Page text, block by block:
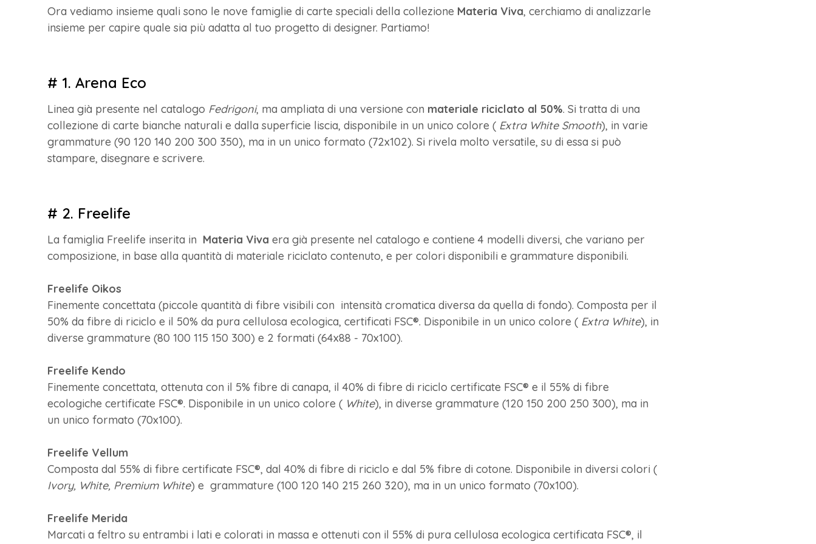
Ora vediamo insieme quali sono le nove famiglie di carte speciali della collezione Materia Viva, cerchiamo di analizzarle
insieme per capire quale sia più adatta al tuo progetto di designer. Partiamo!
# 1. Arena Eco
Linea già presente nel catalogo Fedrigoni, ma ampliata di una versione con materiale riciclato al 50%. Si tratta di una
collezione di carte bianche naturali e dalla superficie liscia, disponibile in un unico colore ( Extra White Smooth), in varie
grammature (90 120 140 200 300 350), ma in un unico formato (72x102). Si rivela molto versatile, su di essa si può
stampare, disegnare e scrivere.
# 2. Freelife
La famiglia Freelife inserita in Materia Viva era già presente nel catalogo e contiene 4 modelli diversi, che variano per
composizione, in base alla quantità di materiale riciclato contenuto, e per colori disponibili e grammature disponibili.
Freelife Oikos
Finemente concettata (piccole quantità di fibre visibili con intensità cromatica diversa da quella di fondo). Composta per il
50% da fibre di riciclo e il 50% da pura cellulosa ecologica, certificati FSC®. Disponibile in un unico colore ( Extra White), in
diverse grammature (80 100 115 150 300) e 2 formati (64x88 - 70x100).
Freelife Kendo
Finemente concettata, ottenuta con il 5% fibre di canapa, il 40% di fibre di riciclo certificate FSC® e il 55% di fibre
ecologiche certificate FSC®. Disponibile in un unico colore ( White), in diverse grammature (120 150 200 250 300), ma in
un unico formato (70x100).
Freelife Vellum
Composta dal 55% di fibre certificate FSC®, dal 40% di fibre di riciclo e dal 5% fibre di cotone. Disponibile in diversi colori (
Ivory, White, Premium White) e grammature (100 120 140 215 260 320), ma in un unico formato (70x100).
Freelife Merida
Marcati a feltro su entrambi i lati e colorati in massa e ottenuti con il 55% di pura cellulosa ecologica certificata FSC®, il